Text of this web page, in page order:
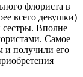
флориста в
всего девушки)
сестры. Вполне
Самое
и получили его